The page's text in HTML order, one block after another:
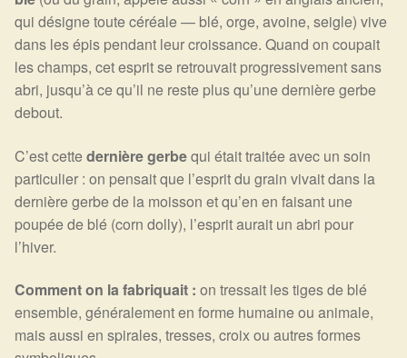
qui désigne toute céréale — blé, orge, avoine, seigle) vive
dans les épis pendant leur croissance. Quand on coupait
les champs, cet esprit se retrouvait progressivement sans
abri, jusqu’à ce qu’il ne reste plus qu’une dernière gerbe
debout.
C’est cettedernière gerbequi était traitée avec un soin
particulier : on pensait que l’esprit du grain vivait dans la
dernière gerbe de la moisson et qu’en en faisant une
poupée de blé (corn dolly), l’esprit aurait un abri pour
l’hiver.
Comment on la fabriquait : on tressait les tiges de blé
ensemble, généralement en forme humaine ou animale,
mais aussi en spirales, tresses, croix ou autres formes